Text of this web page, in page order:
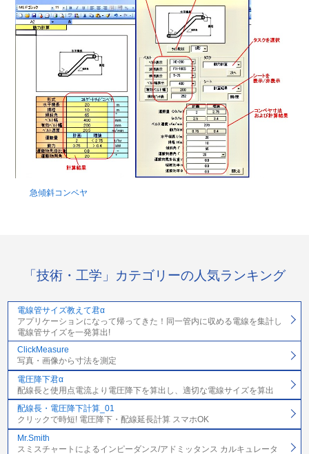
急傾斜コンベヤ
「技術・工学」カテゴリーの人気ランキング
電線管サイズ教えて君α
アプリケーションになって帰ってきた！同一管内に収める電線を集計し
電線管サイズを一発算出!
ClickMeasure
写真・画像から寸法を測定
電圧降下君α
配線長と使用点電流より電圧降下を算出し、適切な電線サイズを算出
配線長・電圧降下計算_01
クリックで時短! 電圧降下・配線延長計算 スマホOK
Mr.Smith
スミスチャートによるインピーダンス/アドミッタンス カルキュレータ